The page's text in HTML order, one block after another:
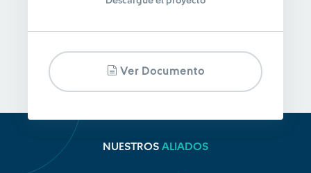
Ver Documento
NUESTROS ALIADOS